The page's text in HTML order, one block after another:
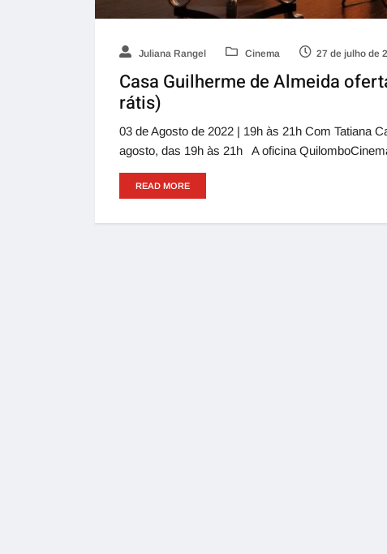
Juliana Rangel Cinema 27 de julho de
Casa Guilherme de Almeida
rátis)
03 de Agosto de 2022 | 19h às 21h Com Tatiana
agosto, das 19h às 21h A oficina
READ MORE